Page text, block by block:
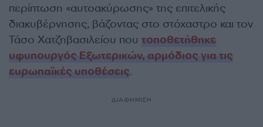
περίπτωση «αυτοακύρωσης» της επιτελικής
διακυβέρνησης, βάζοντας στο στόχαστρο και τον
Τάσο Χατζηβασιλείου που τοποθετήθηκε
υφυπουργός Εξωτερικών, αρμόδιος για τις
ευρωπαϊκές υποθέσεις.
ΔΙΑΦΗΜΙΣΗ